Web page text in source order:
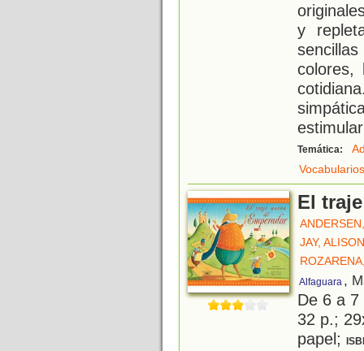
y
colores,
Temática:
Vocabularios
El
JAY, ALISON
Alfaguara ,
De 6 a
32 p.;
papel;